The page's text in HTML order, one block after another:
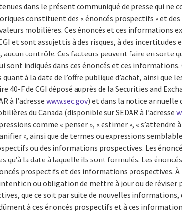
dans le présent communiqué de presse qui ne
constituent des « énoncés prospectifs » et
mobilières. Ces énoncés et ces informations
et sont assujettis à des risques, à des incertitudes
aucun contrôle. Ces facteurs peuvent faire en sorte
sont indiqués dans ces énoncés et ces informations.
à la date de l’offre publique d’achat, ainsi que
40-F de CGI déposé auprès de la Securities and
à l’adressewww.sec.gov) et dans la notice annuelle
du Canada (disponible sur SEDAR à l’adresse
comme « penser », « estimer », « s’attendre
», ainsi que de termes ou expressions
ou des informations prospectives. Les
qu’à la date à laquelle ils sont formulés. Les
prospectifs et des informations prospectives. À
ou obligation de mettre à jour ou de
que ce soit par suite de nouvelles informations,
à ces énoncés prospectifs et à ces